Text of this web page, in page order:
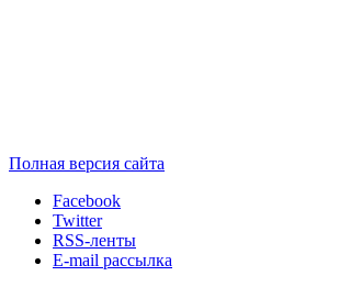
Полная версия сайта
Facebook
Twitter
RSS-ленты
E-mail рассылка